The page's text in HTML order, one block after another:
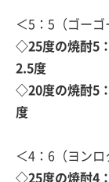
＜5：5（ゴーゴ
◇25度の焼酎5
2.5度
◇20度の焼酎5
度
＜4：6（ヨンロ
◇25度の焼酎4